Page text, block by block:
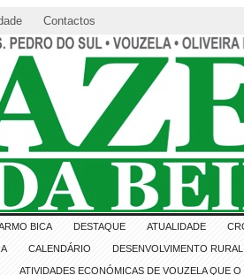
Contactos
BICA DESTAQUE ATUALIDADE
CALENDÁRIO DESENVOLVIMENTO RURAL
ATIVIDADES ECONÓMICAS DE VOUZELA QUE